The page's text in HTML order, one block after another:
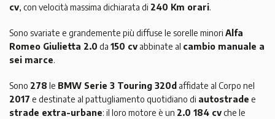
cv, con velocità massima dichiarata di 240 Km orari.
Sono svariate e grandemente più diffuse le sorelle minori Alfa
Romeo Giulietta 2.0 da 150 cv abbinate al cambio manuale a
sei marce.
Sono 278 le BMW Serie 3 Touring 320d affidate al Corpo nel
2017 e destinate al pattugliamento quotidiano di autostrade e
strade extra-urbane: il loro motore è un 2.0 184 cvche le